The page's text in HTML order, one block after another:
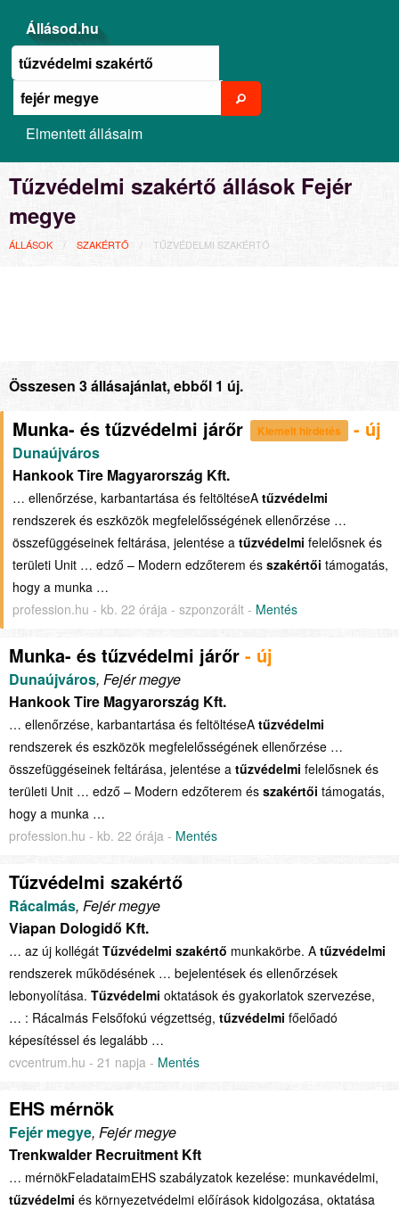
Állásod.hu
Elmentett állásaim
Tűzvédelmi szakértő állások Fejér
megye
ÁLLÁSOK SZAKÉRTŐ TŰZVÉDELMI SZAKÉRTŐ
Összesen 3 állásajánlat, ebből 1 új.
Munka- és tűzvédelmi járőr Kiemelt hirdetés - új
Dunaújváros
Hankook Tire Magyarország Kft.
… ellenőrzése, karbantartása és feltöltéseA tűzvédelmi
rendszerek és eszközök megfelelősségének ellenőrzése …
összefüggéseinek feltárása, jelentése a tűzvédelmi felelősnek és
területi Unit … edző – Modern edzőterem és szakértői támogatás,
hogy a munka …
profession.hu - kb. 22 órája - szponzorált - Mentés
Munka- és tűzvédelmi járőr - új
Dunaújváros, Fejér megye
Hankook Tire Magyarország Kft.
… ellenőrzése, karbantartása és feltöltéseA tűzvédelmi
rendszerek és eszközök megfelelősségének ellenőrzése …
összefüggéseinek feltárása, jelentése a tűzvédelmi felelősnek és
területi Unit … edző – Modern edzőterem és szakértői támogatás,
hogy a munka …
profession.hu - kb. 22 órája - Mentés
Tűzvédelmi szakértő
Rácalmás, Fejér megye
Viapan Dologidő Kft.
… az új kollégát Tűzvédelmi szakértő munkakörbe. A tűzvédelmi
rendszerek működésének … bejelentések és ellenőrzések
lebonyolítása. Tűzvédelmi oktatások és gyakorlatok szervezése,
… : Rácalmás Felsőfokú végzettség, tűzvédelmi főelőadó
képesítéssel és legalább …
cvcentrum.hu - 21 napja - Mentés
EHS mérnök
Fejér megye, Fejér megye
Trenkwalder Recruitment Kft
… mérnökFeladataimEHS szabályzatok kezelése: munkavédelmi,
tűzvédelmi és környezetvédelmi előírások kidolgozása, oktatása